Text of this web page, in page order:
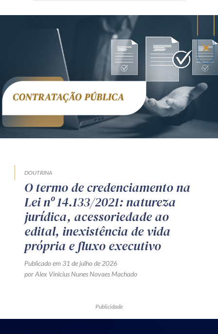
DOUTRINA
O termo de credenciamento na
Lei nº 14.133/2021: natureza
jurídica, acessoriedade ao
edital, inexistência de vida
própria e fluxo executivo
Publicado em 31 de julho de 2026
por Alex Vinicius Nunes Novaes Machado
Publicidade